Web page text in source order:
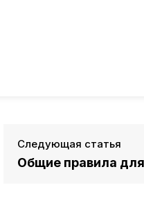
Следующая статья
Общие правила